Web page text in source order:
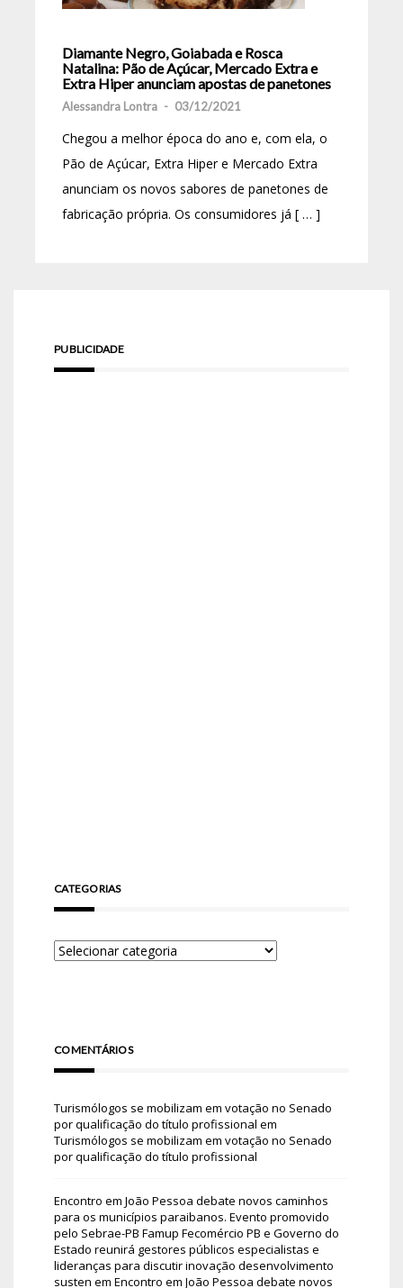
Diamante Negro, Goiabada e Rosca
Natalina: Pão de Açúcar, Mercado Extra e
Extra Hiper anunciam apostas de panetones
Alessandra Lontra - 03/12/2021
Chegou a melhor época do ano e, com ela, o
Pão de Açúcar, Extra Hiper e Mercado Extra
anunciam os novos sabores de panetones de
fabricação própria. Os consumidores já [ … ]
PUBLICIDADE
CATEGORIAS
COMENTÁRIOS
Turismólogos se mobilizam em votação no Senado
por qualificação do título profissional em
Turismólogos se mobilizam em votação no Senado
por qualificação do título profissional
Encontro em João Pessoa debate novos caminhos
para os municípios paraibanos. Evento promovido
pelo Sebrae-PB Famup Fecomércio PB e Governo do
Estado reunirá gestores públicos especialistas e
lideranças para discutir inovação desenvolvimento
susten em Encontro em João Pessoa debate novos